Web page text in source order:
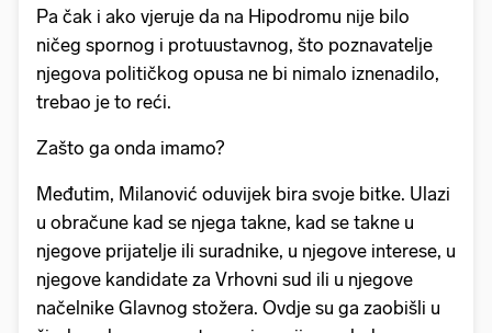
Pa čak i ako vjeruje da na Hipodromu nije bilo
ničeg spornog i protuustavnog, što poznavatelje
njegova političkog opusa ne bi nimalo iznenadilo,
trebao je to reći.
Zašto ga onda imamo?
Međutim, Milanović oduvijek bira svoje bitke. Ulazi
u obračune kad se njega takne, kad se takne u
njegove prijatelje ili suradnike, u njegove interese, u
njegove kandidate za Vrhovni sud ili u njegove
načelnike Glavnog stožera. Ovdje su ga zaobišli u